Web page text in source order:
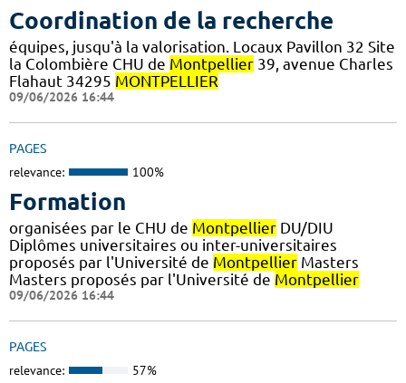
Coordination de la recherche
équipes, jusqu'à la valorisation. Locaux Pavillon 32 Site
la Colombière CHU de Montpellier 39, avenue Charles
Flahaut 34295 MONTPELLIER
09/06/2026 16:44
PAGES
relevance: 100%
Formation
organisées par le CHU de Montpellier DU/DIU
Diplômes universitaires ou inter-universitaires
proposés par l'Université de Montpellier Masters
Masters proposés par l'Université de Montpellier
09/06/2026 16:44
PAGES
relevance: 57%